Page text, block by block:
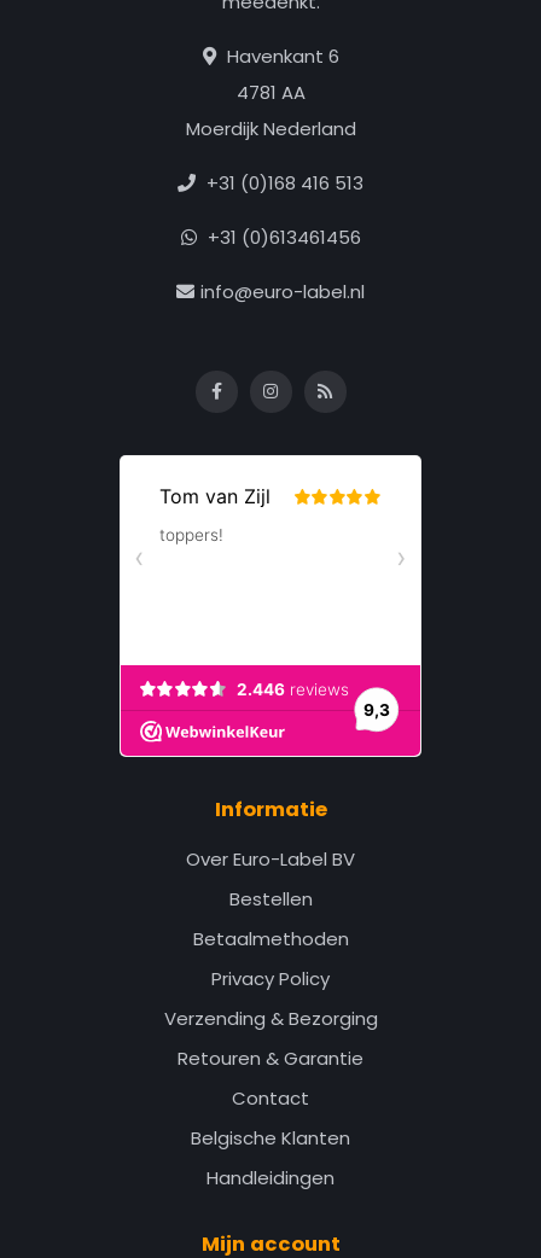
Havenkant 6
4781 AA
Moerdijk Nederland
+31 (0)168 416 513
+31 (0)613461456
info@euro-label.nl
Informatie
Over Euro-Label BV
Bestellen
Betaalmethoden
Privacy Policy
Verzending & Bezorging
Retouren & Garantie
Contact
Belgische Klanten
Handleidingen
Mijn account